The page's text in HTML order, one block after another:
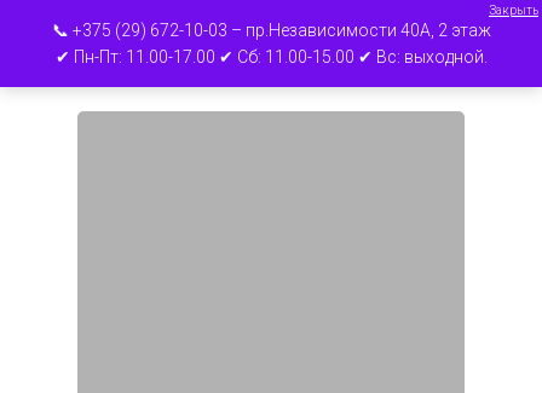
📞 +375 (29) 672-10-03 – пр.Независимости 40А, 2 этаж
✔ Пн-Пт: 11.00-17.00 ✔ Сб: 11.00-15.00 ✔ Вс: выходной.
Закрыть